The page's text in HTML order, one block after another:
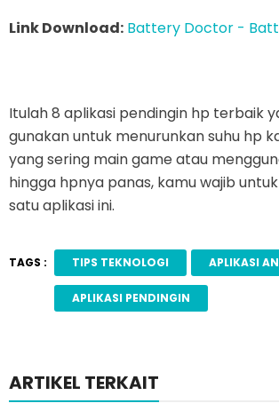
Link Download: Battery Doctor -
Itulah 8 aplikasi pendingin hp terbaik
gunakan untuk menurunkan suhu hp
yang sering main game atau
hingga hpnya panas, kamu wajib
satu aplikasi ini.
TAGS : TIPS TEKNOLOGI APLIKASI
APLIKASI PENDINGIN
ARTIKEL TERKAIT